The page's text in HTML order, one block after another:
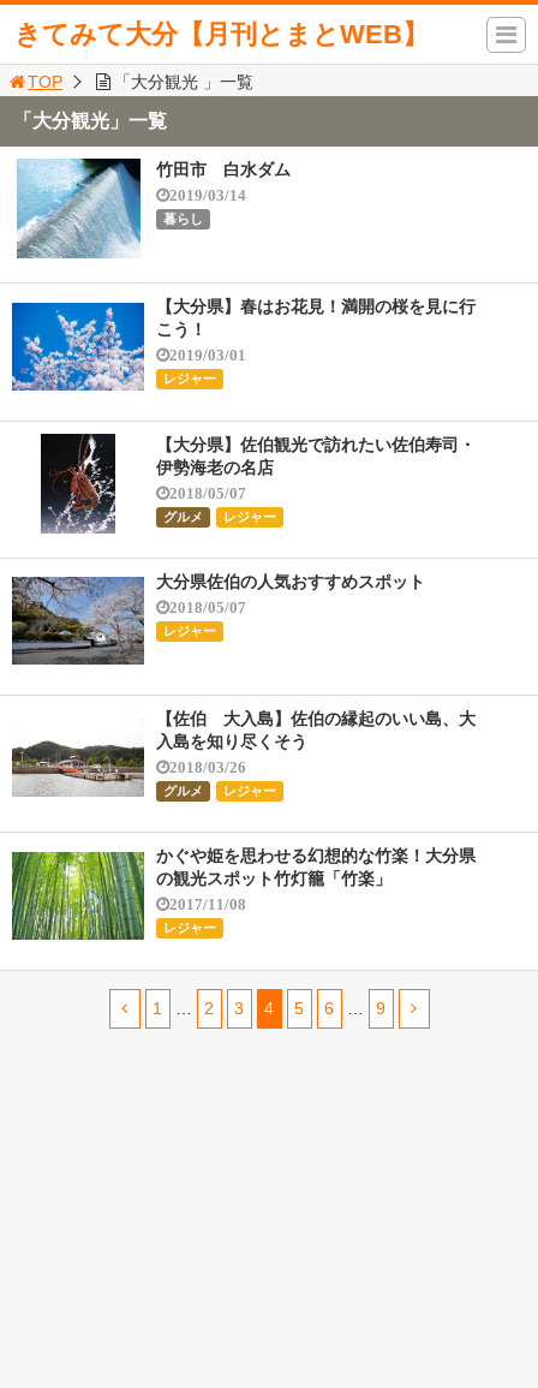
きてみて大分【月刊とまとWEB】
TOP 「大分観光 」一覧
「大分観光」一覧
竹田市 白水ダム
2019/03/14
暮らし
【大分県】春はお花見！満開の桜を見に行
こう！
2019/03/01
レジャー
【大分県】佐伯観光で訪れたい佐伯寿司・
伊勢海老の名店
2018/05/07
グルメ レジャー
大分県佐伯の人気おすすめスポット
2018/05/07
レジャー
【佐伯 大入島】佐伯の縁起のいい島、大
入島を知り尽くそう
2018/03/26
グルメ レジャー
かぐや姫を思わせる幻想的な竹楽！大分県
の観光スポット竹灯籠「竹楽」
2017/11/08
レジャー
1 2 3 4 5 6 9